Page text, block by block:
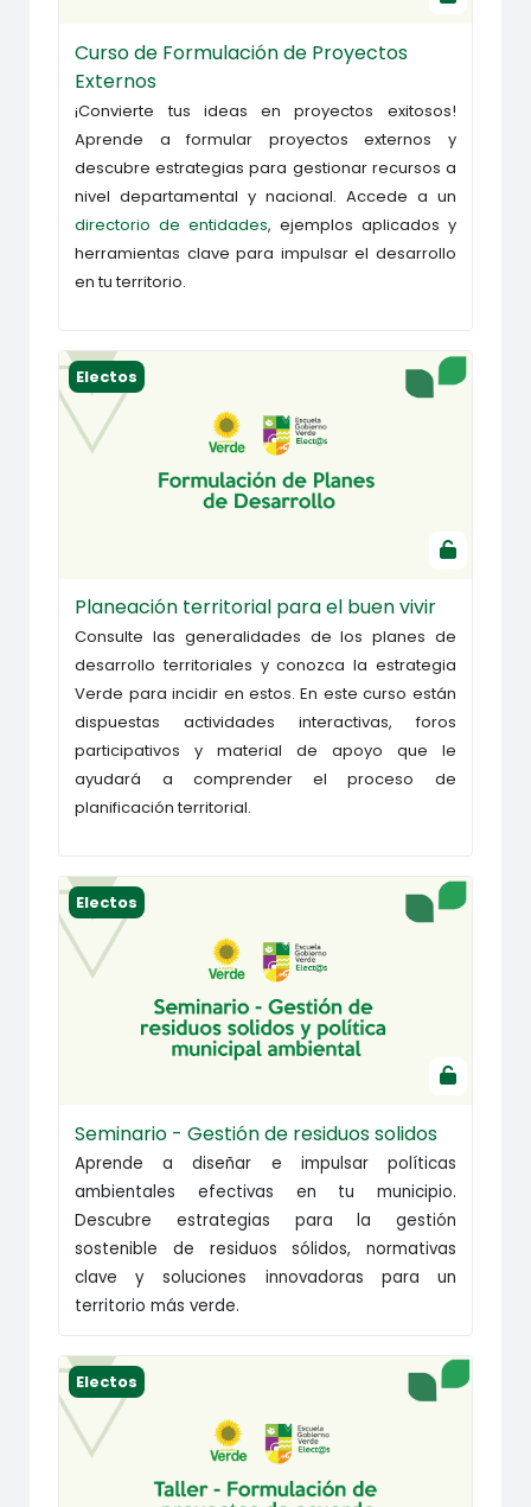
Curso de Formulación de Proyectos
Externos
¡Convierte tus ideas en proyectos exitosos!
Aprende a formular proyectos externos y
descubre estrategias para gestionar recursos a
nivel departamental y nacional. Accede a un
directorio de entidades, ejemplos aplicados y
herramientas clave para impulsar el desarrollo
en tu territorio.
Planeación territorial para el buen vivir
Electos
Planeación territorial para el buen vivir
Consulte las generalidades de los planes de
desarrollo territoriales y conozca la estrategia
Verde para incidir en estos. En este curso están
dispuestas actividades interactivas, foros
participativos y material de apoyo que le
ayudará a comprender el proceso de
planificación territorial.
Seminario - Gestión de residuos solidos
Electos
Seminario - Gestión de residuos solidos
Aprende a diseñar e impulsar políticas
ambientales efectivas en tu municipio.
Descubre estrategias para la gestión
sostenible de residuos sólidos, normativas
clave y soluciones innovadoras para un
territorio más verde.
Taller práctico: Formulación de proyectos de
Electos